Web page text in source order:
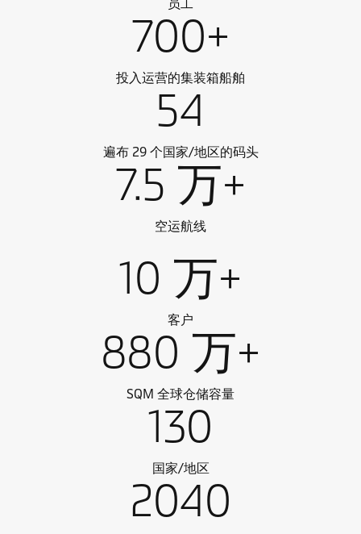
员工
700+
投入运营的集装箱船舶
54
遍布 29 个国家/地区的码头
7.5 万+
空运航线
10 万+
客户
880 万+
SQM 全球仓储容量
130
国家/地区
2040